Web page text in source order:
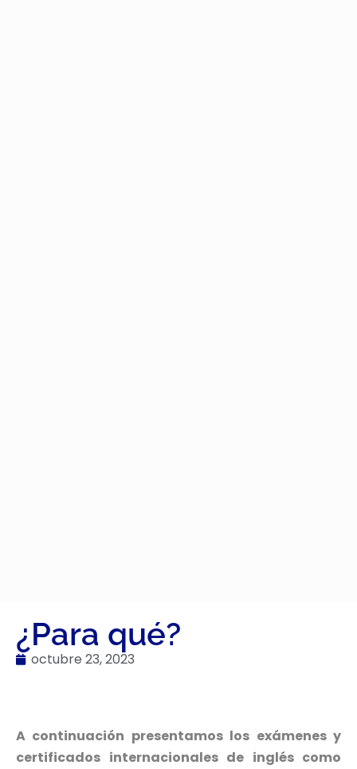
¿Para qué?
octubre 23, 2023
A continuación presentamos los exámenes y
certificados internacionales de inglés como